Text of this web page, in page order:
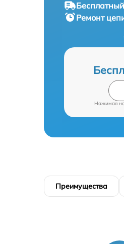
Ремонт
Нажимая
Преимущества